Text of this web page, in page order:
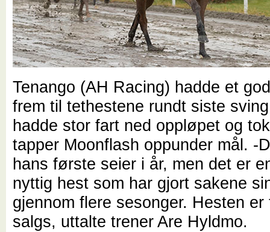
Tenango (AH Racing) hadde et
frem til tethestene rundt siste
hadde stor fart ned oppløpet og
tapper Moonflash oppunder mål. -
hans første seier i år, men det er
nyttig hest som har gjort sakene
gjennom flere sesonger. Hesten
salgs, uttalte trener Are Hyldmo.